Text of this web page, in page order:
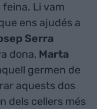
Li vam
ens ajudés a
Serra
dona, Marta
germen de
aquests dos
dels cellers més